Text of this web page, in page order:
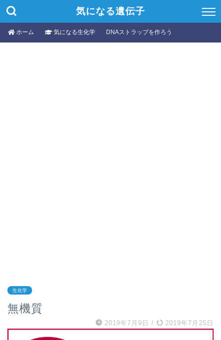
気になる遺伝子
ホーム 気になる生化学 DNAストラップを作ろう
生化学
無機質
2019年7月9日 / 2019年7月25日